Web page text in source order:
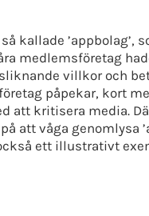
kallade ’appbolag’,
medlemsföretag
villkor och
påpekar, kort
att kritisera media.
att våga genomlysa
ett illustrativt